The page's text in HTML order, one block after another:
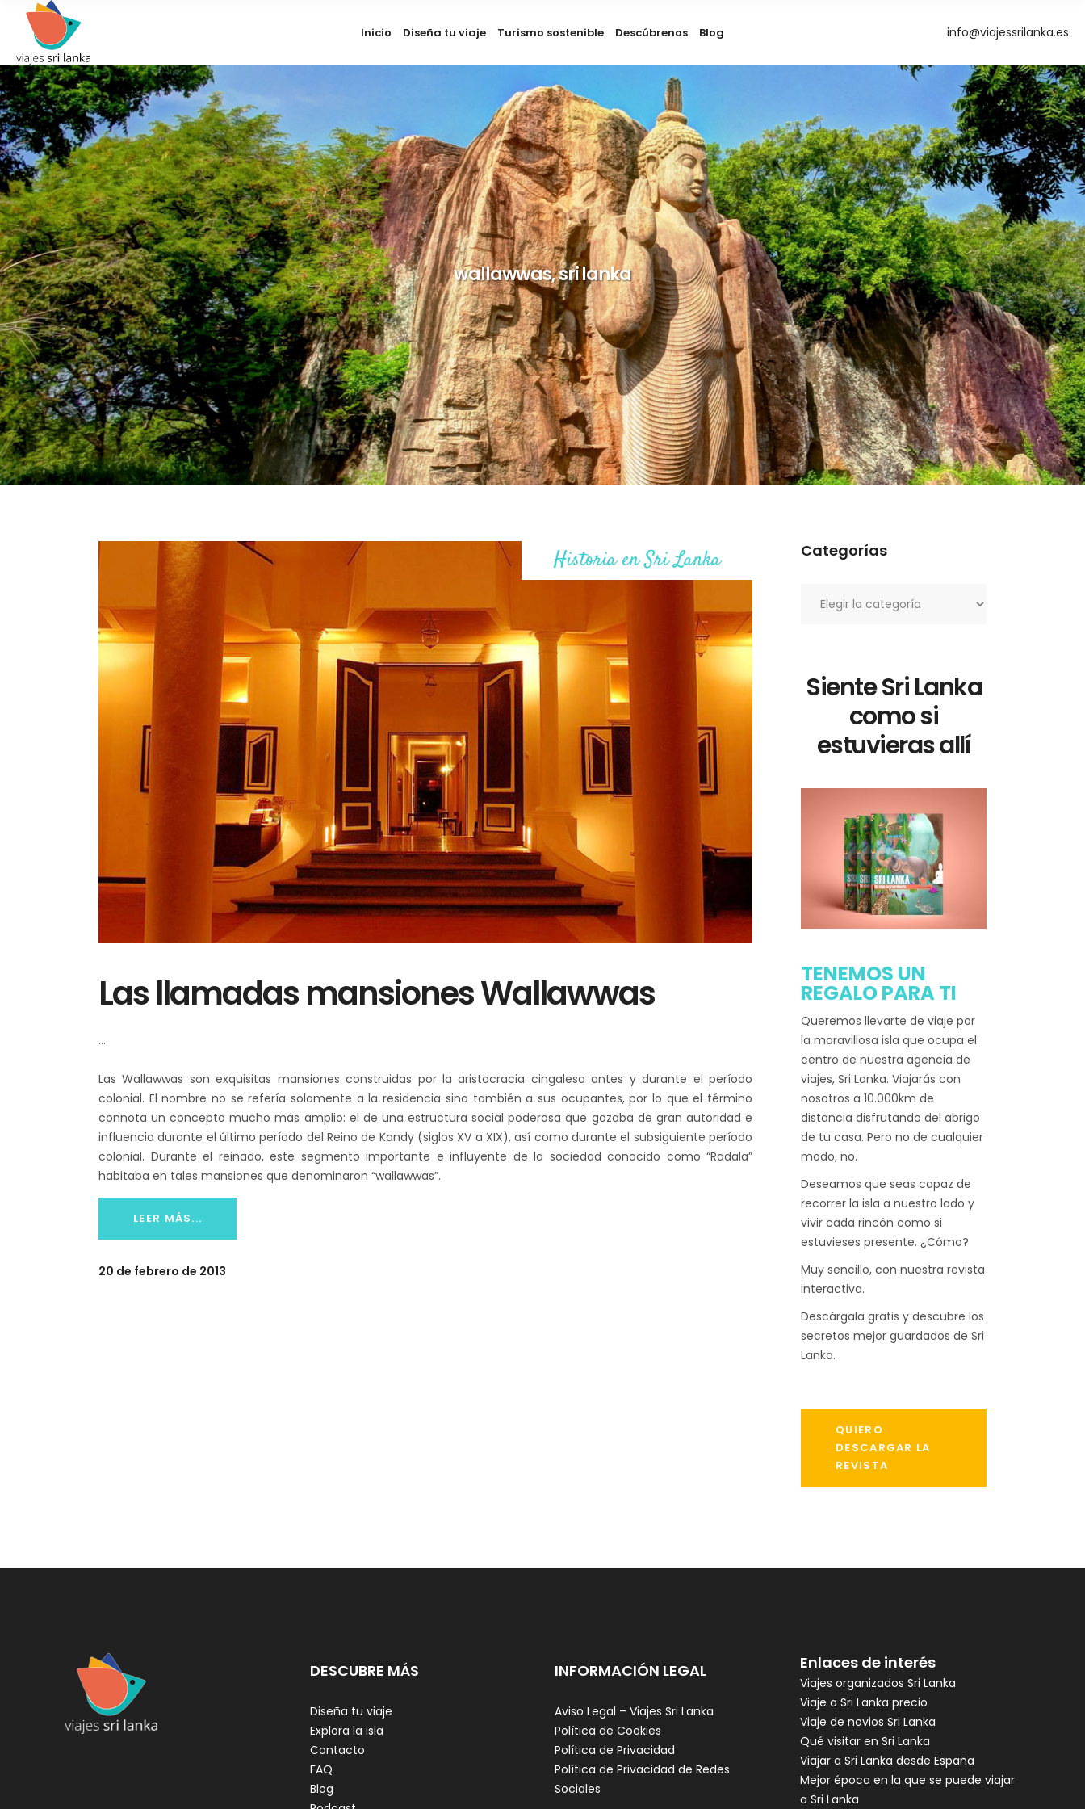
Inicio Diseña tu viaje Turismo sostenible Descúbrenos Blog info@viajessrilanka.es
wallawwas, sri lanka
Historia en Sri Lanka
Las llamadas mansiones Wallawwas
Las Wallawwas son exquisitas mansiones construidas por la aristocracia cingalesa antes y durante el período
colonial. El nombre no se refería solamente a la residencia sino también a sus ocupantes, por lo que el término
connota un concepto mucho más amplio: el de una estructura social poderosa que gozaba de gran autoridad e
influencia durante el último período del Reino de Kandy (siglos XV a XIX), así como durante el subsiguiente período
colonial. Durante el reinado, este segmento importante e influyente de la sociedad conocido como “Radala”
habitaba en tales mansiones que denominaron “wallawwas”.
LEER MÁS...
20 de febrero de 2013
Categorías
Siente Sri Lanka
como si
estuvieras allí
TENEMOS UN
REGALO PARA TI
Queremos llevarte de viaje por
la maravillosa isla que ocupa el
centro de nuestra agencia de
viajes, Sri Lanka. Viajarás con
nosotros a 10.000km de
distancia disfrutando del abrigo
de tu casa. Pero no de cualquier
modo, no.
Deseamos que seas capaz de
recorrer la isla a nuestro lado y
vivir cada rincón como si
estuvieses presente. ¿Cómo?
Muy sencillo, con nuestra revista
interactiva.
Descárgala gratis y descubre los
secretos mejor guardados de Sri
Lanka.
QUIERO
DESCARGAR LA
REVISTA
DESCUBRE MÁS
Diseña tu viaje
Explora la isla
Contacto
FAQ
Blog
INFORMACIÓN LEGAL
Aviso Legal – Viajes Sri Lanka
Política de Cookies
Política de Privacidad
Política de Privacidad de Redes
Sociales
Enlaces de interés
Viajes organizados Sri Lanka
Viaje a Sri Lanka precio
Viaje de novios Sri Lanka
Qué visitar en Sri Lanka
Viajar a Sri Lanka desde España
Mejor época en la que se puede viajar
a Sri Lanka